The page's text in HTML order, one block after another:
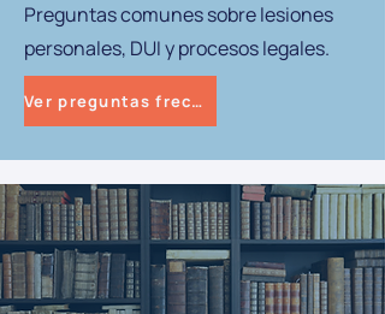
Preguntas comunes sobre lesiones
personales, DUI y procesos legales.
Ver preguntas frecuentes